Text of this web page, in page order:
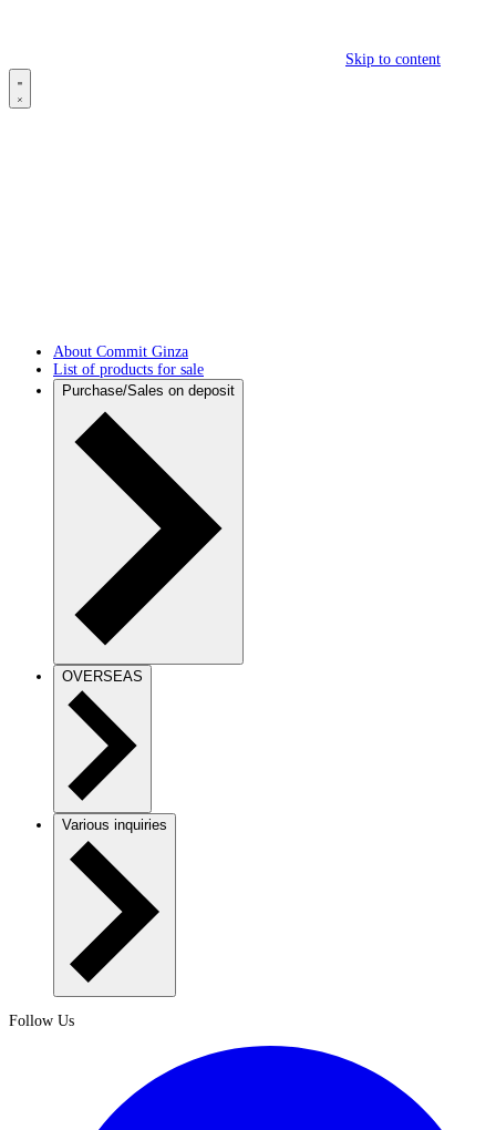
Skip to content
About Commit Ginza
List of products for sale
Purchase/Sales on deposit
OVERSEAS
Various inquiries
Follow Us